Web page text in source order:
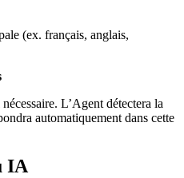
(ex. français, anglais,
L’Agent détectera la
automatiquement dans cette
IA